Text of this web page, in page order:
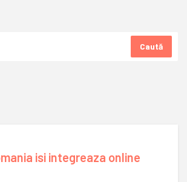
Caută
isi integreaza online